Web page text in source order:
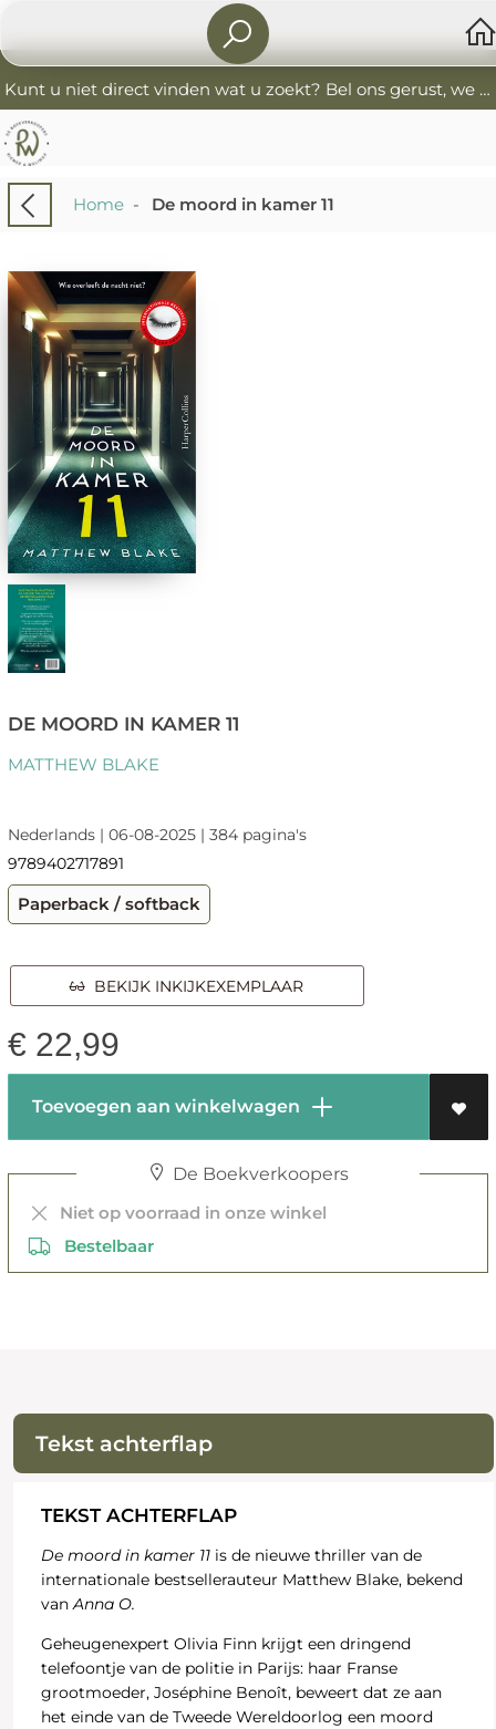
Kunt u niet direct vinden wat u zoekt? Bel ons gerust, we helpen u graag. 0341-552405 De Boekverkoopers
Home- De moord in kamer 11
DE MOORD IN KAMER 11
MATTHEW BLAKE
Nederlands | 06-08-2025 | 384 pagina's
9789402717891
Paperback / softback
BEKIJK INKIJKEXEMPLAAR
€ 22,99
Toevoegen aan winkelwagen
De Boekverkoopers
Niet op voorraad in onze winkel
Bestelbaar
Tekst achterflap
TEKST ACHTERFLAP
De moord in kamer 11is de nieuwe thriller van de
internationale bestsellerauteur Matthew Blake, bekend
van Anna O.
Geheugenexpert Olivia Finn krijgt een dringend
telefoontje van de politie in Parijs: haar Franse
grootmoeder, Joséphine Benoît, beweert dat ze aan
het einde van de Tweede Wereldoorlog een moord